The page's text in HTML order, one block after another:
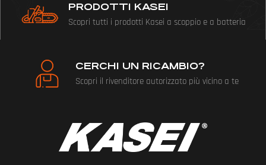
PRODOTTI KASEI
Scopri tutti i prodotti Kasei a scoppio e a batteria
CERCHI UN RICAMBIO?
Scopri il rivenditore autorizzato più vicino a te